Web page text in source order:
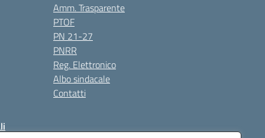
Amm. Trasparente
PTOF
PN 21-27
PNRR
Reg. Elettronico
Albo sindacale
Contatti